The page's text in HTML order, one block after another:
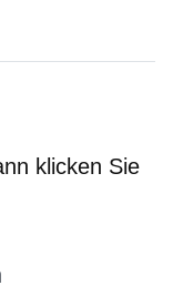
klicken Sie
neuen